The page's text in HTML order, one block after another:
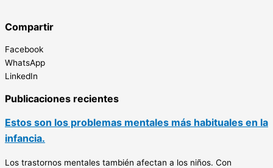
Compartir
Facebook
WhatsApp
LinkedIn
Publicaciones recientes
Estos son los problemas mentales más habituales en la
infancia.
Los trastornos mentales también afectan a los niños. Con